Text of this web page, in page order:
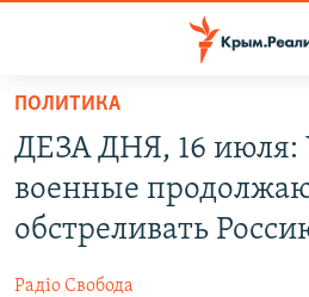
Вернуться
основному
содержанию
Вернутся
главной
СПЕЦПРОЕКТЫ
ГРУЗ 200
ВОДА
ПОЛИТИКА
ДЕЗА ДНЯ, 16 июля:
военные
обстреливать
Радіо Свобода